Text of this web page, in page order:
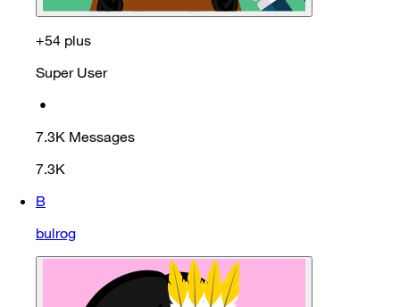
+54 plus
Super User
•
7.3K Messages
7.3K
B
bulrog